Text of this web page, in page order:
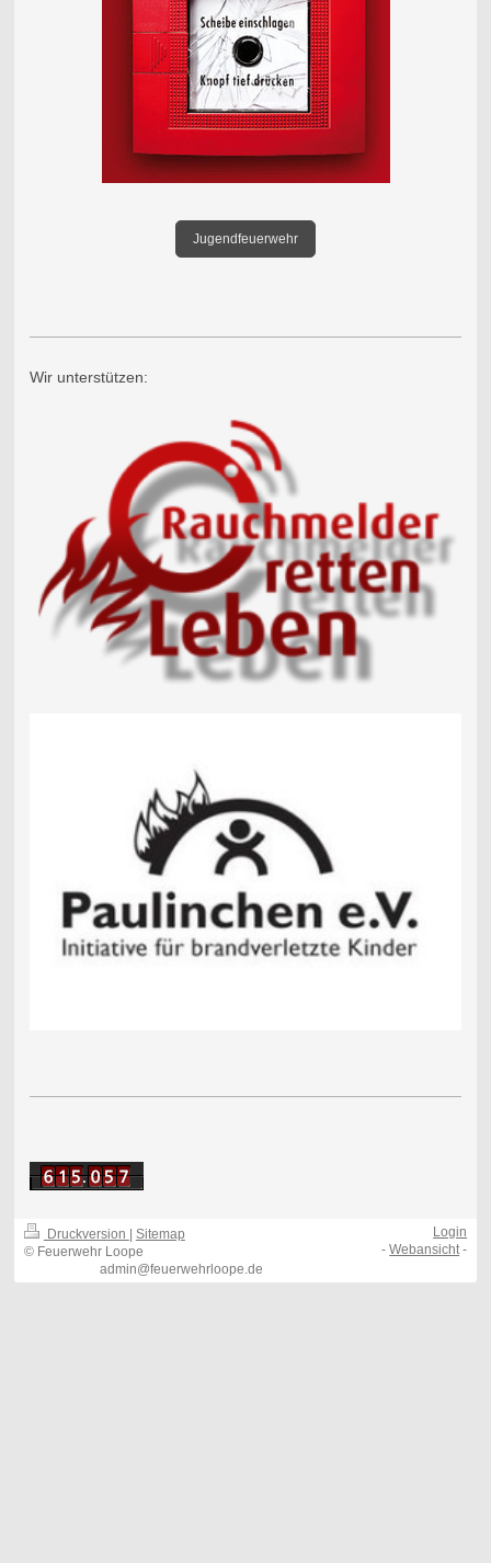
Jugendfeuerwehr
Wir unterstützen:
Druckversion | Sitemap
© Feuerwehr Loope
admin@feuerwehrloope.de
Login
-Webansicht -